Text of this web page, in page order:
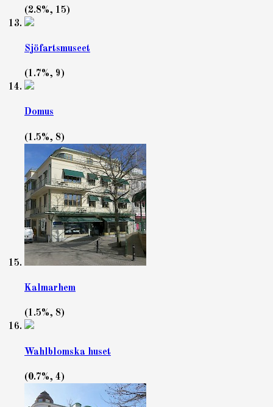
(2.8%, 15)
Sjöfartsmuseet
(1.7%, 9)
Domus
(1.5%, 8)
Kalmarhem
(1.5%, 8)
Wahlblomska huset
(0.7%, 4)